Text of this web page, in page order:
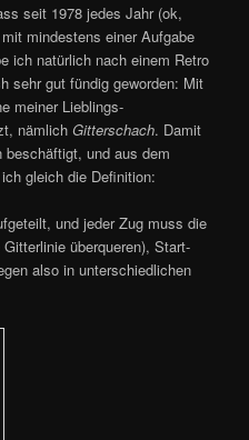
seit 1978 jedes Jahr (ok,
mindestens einer Aufgabe
ich natürlich nach einem Retro
sehr gut fündig geworden: Mit
meiner Lieblings-
nämlichGitterschach. Damit
beschäftigt, und aus dem
gleich die Definition:
und jeder Zug muss die
überqueren), Start-
also in unterschiedlichen